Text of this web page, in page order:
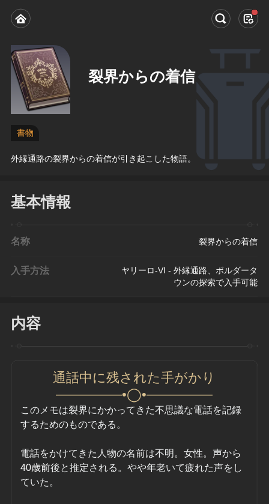
裂界からの着信
書物
外縁通路の裂界からの着信が引き起こした物語。
基本情報
名称 裂界からの着信
入手方法
ヤリーロ-VI - 外縁通路、ボルダータ
ウンの探索で入手可能
内容
通話中に残された手がかり
—————•◯•—————
このメモは裂界にかかってきた不思議な電話を記録
するためのものである。
電話をかけてきた人物の名前は不明。女性。声から
40歳前後と推定される。やや年老いて疲れた声をし
ていた。